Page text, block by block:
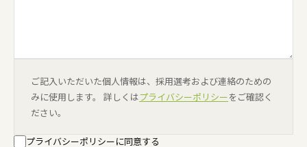
ご記入いただいた個人情報は、採用選考および連絡のための
みに使用します。 詳しくはプライバシーポリシーをご確認く
ださい。
プライバシーポリシーに同意する